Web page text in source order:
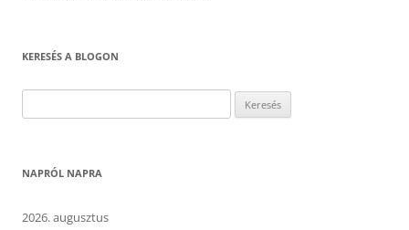
KERESÉS A BLOGON
NAPRÓL NAPRA
2026. augusztus